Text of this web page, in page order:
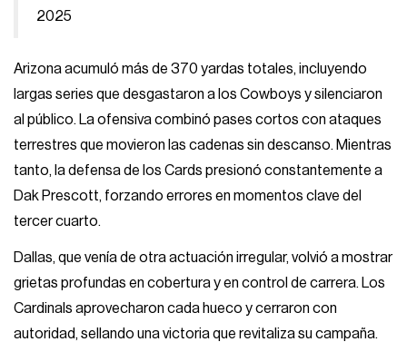
2025
Arizona acumuló más de 370 yardas totales, incluyendo
largas series que desgastaron a los Cowboys y silenciaron
al público. La ofensiva combinó pases cortos con ataques
terrestres que movieron las cadenas sin descanso. Mientras
tanto, la defensa de los Cards presionó constantemente a
Dak Prescott, forzando errores en momentos clave del
tercer cuarto.
Dallas, que venía de otra actuación irregular, volvió a mostrar
grietas profundas en cobertura y en control de carrera. Los
Cardinals aprovecharon cada hueco y cerraron con
autoridad, sellando una victoria que revitaliza su campaña.